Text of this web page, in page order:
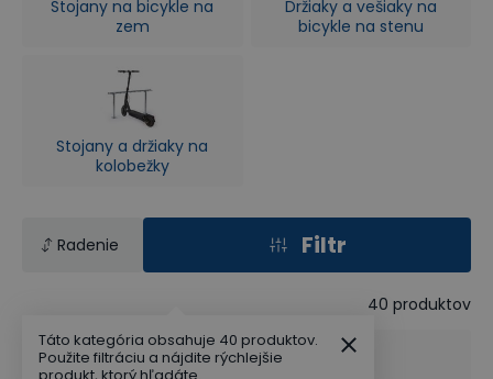
Stojany na bicykle na
zem
Držiaky a vešiaky na
bicykle na stenu
Stojany a držiaky na
kolobežky
Radenie Filtr
40 produktov
Táto kategória obsahuje 40 produktov.
Použite filtráciu a nájdite rýchlejšie